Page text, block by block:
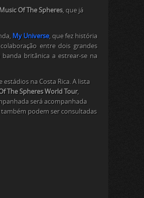
Music Of The Spheres, que já
My Universe, que fez história
entre dois grandes
britânica a estrear-se na
na Costa Rica. A lista
The Spheres World Tour,
será acompanhada
podem ser consultadas